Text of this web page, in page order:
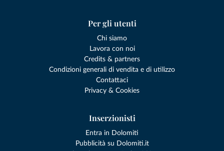
Per gli utenti
Chi siamo
Lavora con noi
Credits & partners
Condizioni generali di vendita e di utilizzo
Contattaci
Privacy & Cookies
Inserzionisti
Entra in Dolomiti
Pubblicità su Dolomiti.it